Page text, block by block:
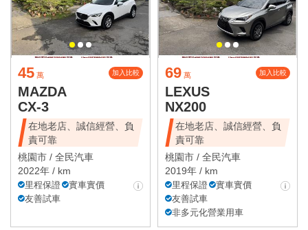
45 萬 加入比較
MAZDA
CX-3
在地老店、誠信經營、負
責可靠
桃園市 / 全民汽車
2022年 / km
里程保證
實車實價
友善試車
69 萬 加入比較
LEXUS
NX200
在地老店、誠信經營、負
責可靠
桃園市 / 全民汽車
2019年 / km
里程保證
實車實價
友善試車
非多元化營業用車